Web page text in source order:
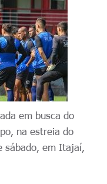
em busca do
na estreia do
sábado, em Itajaí,